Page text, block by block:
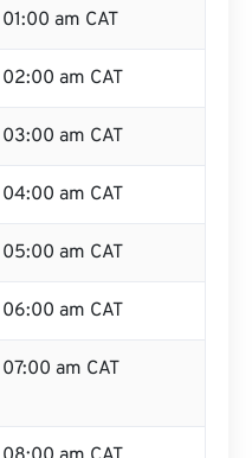
01:00 am CAT
02:00 am CAT
03:00 am CAT
04:00 am CAT
05:00 am CAT
06:00 am CAT
07:00 am CAT